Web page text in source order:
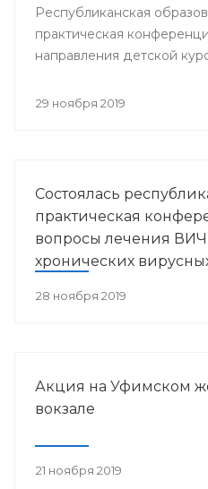
Республиканская
практическая
направления детской
29 ноября 2019
Состоялась
практическая
вопросы лечения
хронических
28 ноября 2019
Акция на Уфимском
вокзале
21 ноября 2019